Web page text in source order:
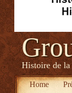
Histoire de
Home